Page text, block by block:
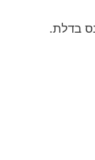
בדלת.